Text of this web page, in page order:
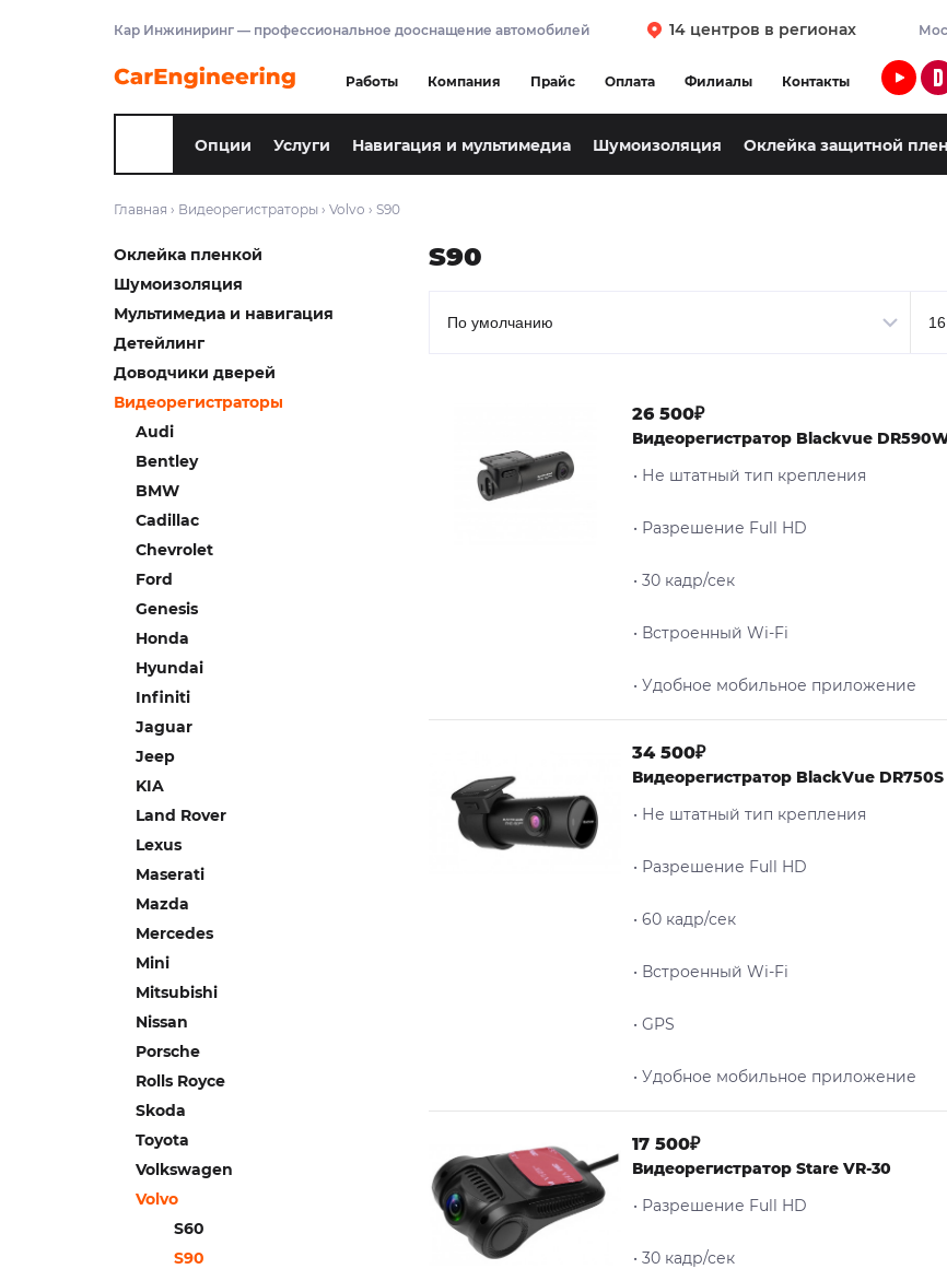
Кар Инжиниринг — профессиональное дооснащение автомобилей 14 центров в регионах
Работы Компания Прайс Оплата Филиалы Контакты
Опции Услуги Навигация и мультимедиа Шумоизоляция Оклейка защитной
Главная › Видеорегистраторы › Volvo › S90
Оклейка пленкой
Шумоизоляция
Мультимедиа и навигация
Детейлинг
Доводчики дверей
Видеорегистраторы
Audi
Bentley
BMW
Cadillac
Chevrolet
Ford
Genesis
Honda
Hyundai
Infiniti
Jaguar
Jeep
KIA
Land Rover
Lexus
Maserati
Mazda
Mercedes
Mini
Mitsubishi
Nissan
Porsche
Rolls Royce
Skoda
Toyota
Volkswagen
Volvo
S60
S90
S90
26 500₽
Видеорегистратор Blackvue
• Не штатный тип крепления
• Разрешение Full HD
• 30 кадр/сек
• Встроенный Wi-Fi
• Удобное мобильное приложение
34 500₽
Видеорегистратор BlackVue DR750S
• Не штатный тип крепления
• Разрешение Full HD
• 60 кадр/сек
• Встроенный Wi-Fi
• GPS
• Удобное мобильное приложение
17 500₽
Видеорегистратор Stare VR-30
• Разрешение Full HD
• 30 кадр/сек